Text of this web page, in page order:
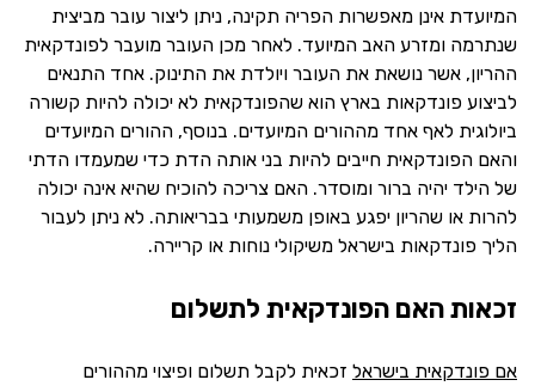
המיועדת אינן מאפשרות הפריה תקינה, ניתן ליצור עובר מביצית
שנתרמה ומזרע האב המיועד. לאחר מכן העובר מועבר לפונדקאית
ההריון, אשר נושאת את העובר ויולדת את התינוק. אחד התנאים
לביצוע פונדקאות בארץ הוא שהפונדקאית לא יכולה להיות קשורה
ביולוגית לאף אחד מההורים המיועדים. בנוסף, ההורים המיועדים
והאם הפונדקאית חייבים להיות בני אותה הדת כדי שמעמדו הדתי
של הילד יהיה ברור ומוסדר. האם צריכה להוכיח שהיא אינה יכולה
להרות או שהריון יפגע באופן משמעותי בבריאותה. לא ניתן לעבור
הליך פונדקאות בישראל משיקולי נוחות או קריירה.
זכאות האם הפונדקאית לתשלום
אם פונדקאית בישראל זכאית לקבל תשלום ופיצוי מההורים